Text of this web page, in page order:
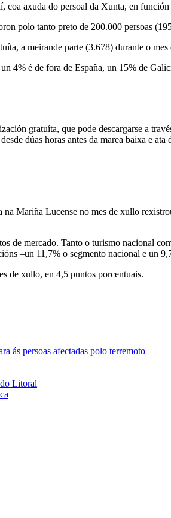
coa axuda do persoal da Xunta, en
polo tanto preto de 200.000 persoas
a meirande parte (3.678) durante o mes
4% é de fora de España, un 15% de
gratuíta, que pode descargarse a
dúas horas antes da marea baixa e
Mariña Lucense no mes de xullo
de mercado. Tanto o turismo nacional
–un 11,7% o segmento nacional e un
de xullo, en 4,5 puntos porcentuais.
ás persoas afectadas polo terremoto
Litoral